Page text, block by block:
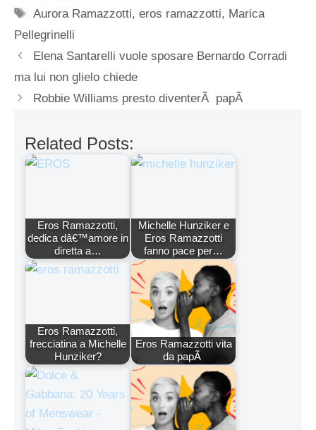
Tag
Aurora Ramazzotti,eros ramazzotti, Marica
Pellegrinelli
Elena Santarelli vuole sposare Bernardo Corradi
ma lui non glielo chiede
Robbie Williams presto diventerÃ papÃ
Related Posts:
Eros Ramazzotti,
dedica dâ€™amore in
diretta a…
Michelle Hunziker e
Eros Ramazzotti
fanno pace per…
Eros Ramazzotti,
frecciatina a Michelle
Hunziker?
Eros Ramazzotti vita
da papÃ